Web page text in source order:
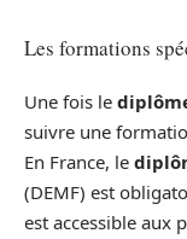
Les formations
Une fois le
suivre une
En France, le
(DEMF) est
est accessible aux